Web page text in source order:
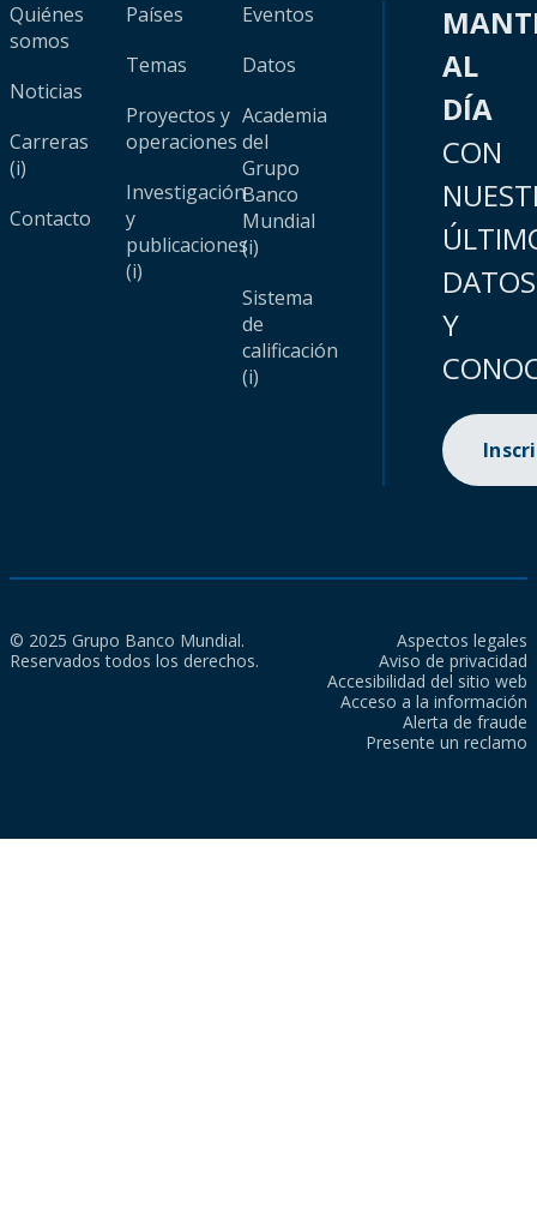
Quiénes
somos
Noticias
Carreras
(i)
Contacto
Países
Temas
Proyectos y
operaciones
Investigación
y
publicaciones
(i)
Eventos
Datos
Academia
del
Grupo
Banco
Mundial
(i)
Sistema
de
calificación
(i)
AL
DÍA
CON
DATOS
Y
© 2025 Grupo Banco Mundial.
Reservados todos los derechos.
Aspectos legales
Aviso de privacidad
Accesibilidad del sitio web
Acceso a la información
Alerta de fraude
Presente un reclamo